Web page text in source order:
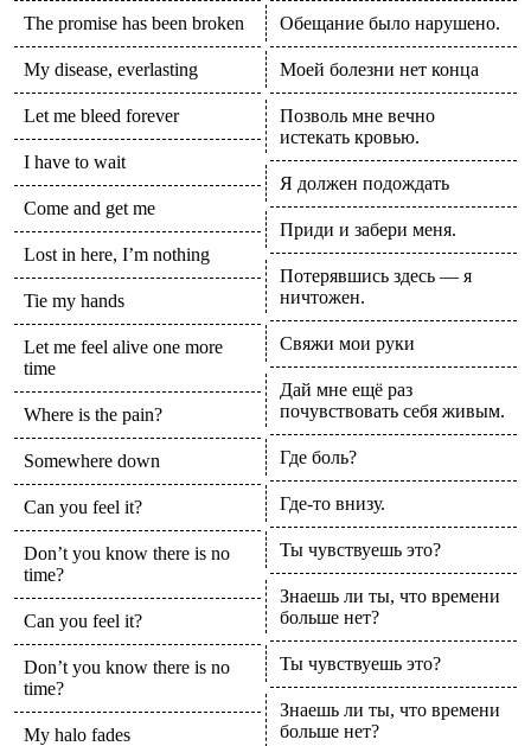
The promise has been broken
My disease, everlasting
Let me bleed forever
I have to wait
Come and get me
Lost in here, I’m nothing
Tie my hands
Let me feel alive one more
time
Where is the pain?
Somewhere down
Can you feel it?
Don’t you know there is no
time?
Can you feel it?
Don’t you know there is no
time?
My halo fades
Обещание было нарушено.
Моей болезни нет конца
Позволь мне вечно
истекать кровью.
Я должен подождать
Приди и забери меня.
Потерявшись здесь — я
ничтожен.
Свяжи мои руки
Дай мне ещё раз
почувствовать себя живым.
Где боль?
Где-то внизу.
Ты чувствуешь это?
Знаешь ли ты, что времени
больше нет?
Ты чувствуешь это?
Знаешь ли ты, что времени
больше нет?